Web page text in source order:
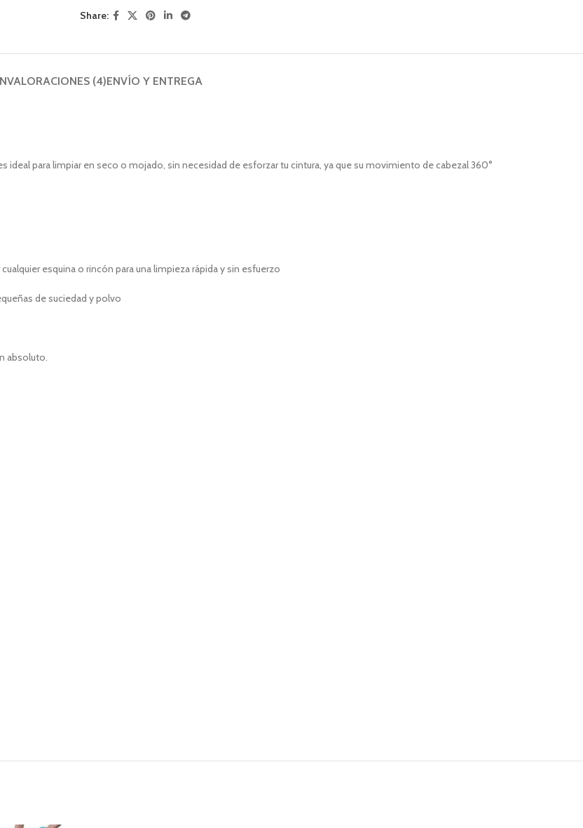
Share:
VALORACIONES (4)ENVÍO Y ENTREGA
ideal para limpiar en seco o mojado, sin necesidad de esforzar tu cintura, ya que su movimiento de cabezal 360°
esquina o rincón para una limpieza rápida y sin esfuerzo
de suciedad y polvo
absoluto.